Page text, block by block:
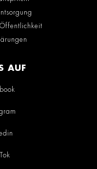
AUF